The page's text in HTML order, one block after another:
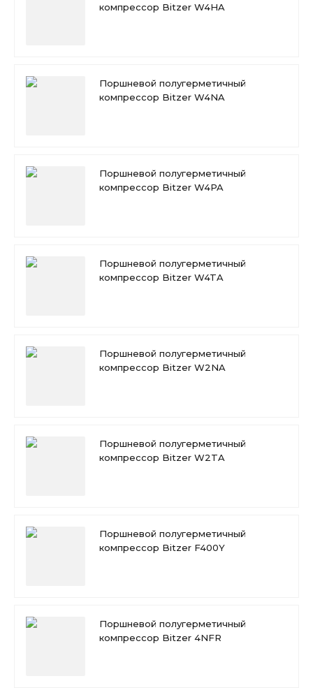
компрессор Bitzer W4HA
Поршневой полугерметичный
компрессор Bitzer W4NA
Поршневой полугерметичный
компрессор Bitzer W4PA
Поршневой полугерметичный
компрессор Bitzer W4TA
Поршневой полугерметичный
компрессор Bitzer W2NA
Поршневой полугерметичный
компрессор Bitzer W2TA
Поршневой полугерметичный
компрессор Bitzer F400Y
Поршневой полугерметичный
компрессор Bitzer 4NFR